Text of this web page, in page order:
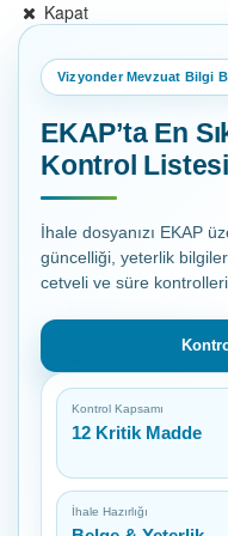
Kapat
Vizyonder Mevzuat Bilgi
EKAP’ta En
Kontrol Listesi
İhale dosyanızı EKAP
güncelliği, yeterlik
cetveli ve süre
Kontrol Kapsamı
12 Kritik Madde
İhale Hazırlığı